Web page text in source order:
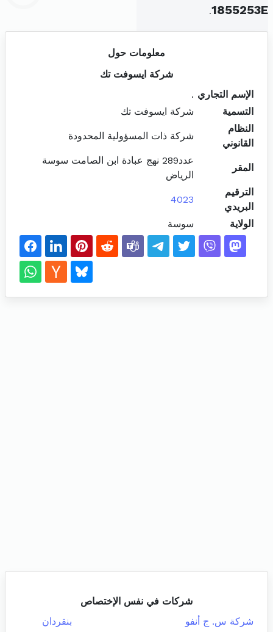
1855253E
.
معلومات حول
شركة ايسوفت تك
الإسم التجاري .
التسمية
شركة ايسوفت تك
النظام
القانوني
شركة ذات المسؤولية المحدودة
المقر
عدد289 نهج عبادة ابن الصامت سوسة
الرياض
الترقيم
البريدي
4023
الولاية سوسة
شركات في نفس الإختصاص
شركة س. ج أنفو
بنقردان